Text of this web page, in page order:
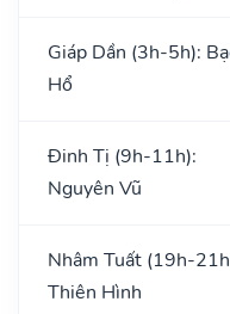
Giáp Dần (3h-5h):
Hổ
Đinh Tị (9h-11h):
Nguyên Vũ
Nhâm Tuất (19h-
Thiên Hình